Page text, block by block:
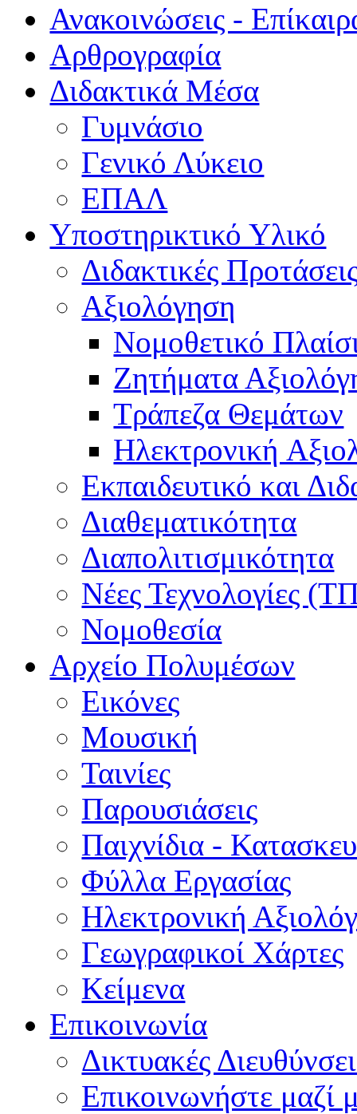
Ανακοινώσεις -
Αρθρογραφία
Διδακτικά Μέσα
Γυμνάσιο
Γενικό Λύκειο
ΕΠΑΛ
Υποστηρικτικό Υλικό
Διδακτικές
Αξιολόγηση
Νομοθετικό
Ζητήματα
Τράπεζα Θεμάτων
Hλεκτρονική
Εκπαιδευτικό και
Διαθεματικότητα
Διαπολιτισμικότητα
Νέες Τεχνολογίες
Νομοθεσία
Αρχείο Πολυμέσων
Εικόνες
Μουσική
Ταινίες
Παρουσιάσεις
Παιχνίδια -
Φύλλα Εργασίας
Ηλεκτρονική
Γεωγραφικοί Χάρτες
Κείμενα
Επικοινωνία
Δικτυακές
Επικοινωνήστε μαζί